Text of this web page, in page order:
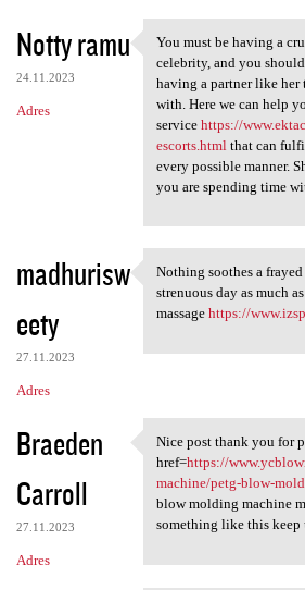
Notty ramu
24.11.2023
Adres
You must be
You must be having a
celebrity, and you
having a partner like
with. Here we can help
service https://
escorts.html that can
every possible manner.
you are spending time
madhurisw
eety
27.11.2023
Adres
Nothing soothes a
Nothing soothes a
strenuous day as much
massage https://
Braeden
Carroll
27.11.2023
Adres
Nice post thank
Nice post thank you for
href=https://
machine/petg-blow-
blow molding machine
something like this keep